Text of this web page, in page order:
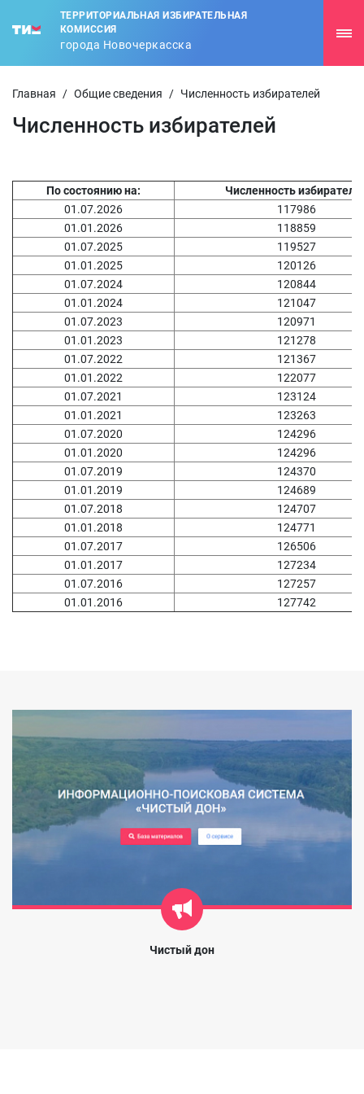
ТЕРРИТОРИАЛЬНАЯ ИЗБИРАТЕЛЬНАЯ
КОМИССИЯ
города Новочеркасска
Главная / Общие сведения / Численность избирателей
Численность избирателей
По состоянию на:
Численность
01.07.2026
117986
01.01.2026
118859
01.07.2025
119527
01.01.2025
120126
01.07.2024
120844
01.01.2024
121047
01.07.2023
120971
01.01.2023
121278
01.07.2022
121367
01.01.2022
122077
01.07.2021
123124
01.01.2021
123263
01.07.2020
124296
01.01.2020
124296
01.07.2019
124370
01.01.2019
124689
01.07.2018
124707
01.01.2018
124771
01.07.2017
126506
01.01.2017
127234
01.07.2016
127257
01.01.2016
127742
Чистый дон